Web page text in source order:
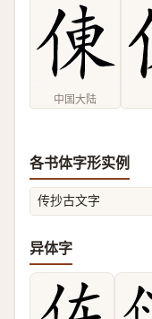
中国大陆
各书体字形实例
传抄古文字
异体字